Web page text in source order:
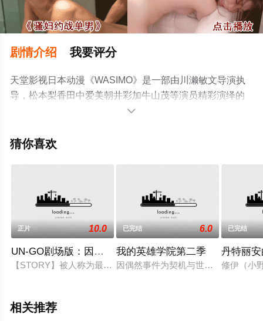
剧情介绍 我要评分
天堂影视日本动漫《WASIMO》是一部由川濑敏文导演执
导，松本梨香田中爱美朝井彩加牛山茂等演员精彩演绎的
日本动漫，大结局剧情已揭晓（更新至44集已完结），手
更多相关信息可移步至豆瓣动漫、电视猫或剧情网等平台

猜你喜欢
正片 10.0
UN-GO剧场版：因果论
【STORY】被人称为最后的名侦探结城新十郎，与他的拍档
已完结 6.0
我的英雄学院第二季
因偶然事件为契机与世界第一的英雄
已完结
丹特丽
修伊（小
相关推荐